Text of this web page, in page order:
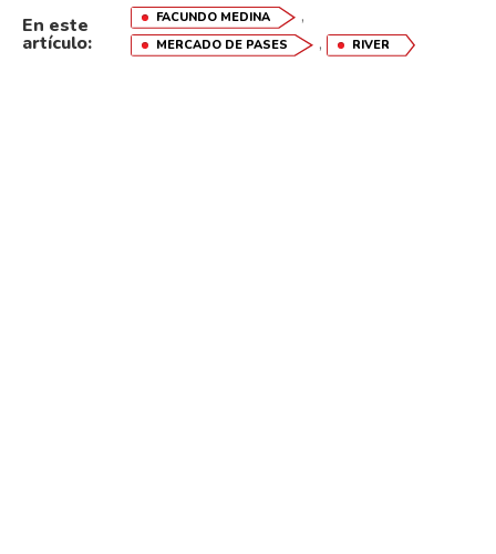
En este
artículo:
FACUNDO MEDINA ,
MERCADO DE PASES , RIVER
Reddit
Pinterest